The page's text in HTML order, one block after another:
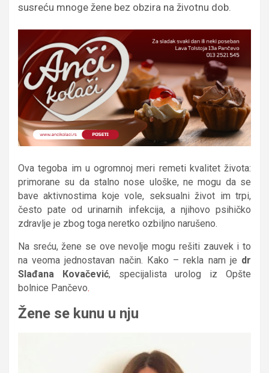
susreću mnoge žene bez obzira na životnu dob.
Ova tegoba im u ogromnoj meri remeti kvalitet života:
primorane su da stalno nose uloške, ne mogu da se
bave aktivnostima koje vole, seksualni život im trpi,
često pate od urinarnih infekcija, a njihovo psihičko
zdravlje je zbog toga neretko ozbiljno narušeno.
Na sreću, žene se ove nevolje mogu rešiti zauvek i to
na veoma jednostavan način. Кako – rekla nam je dr
Slađana Кovačević, specijalista urolog iz Opšte
bolnice Pančevo.
Žene se kunu u nju